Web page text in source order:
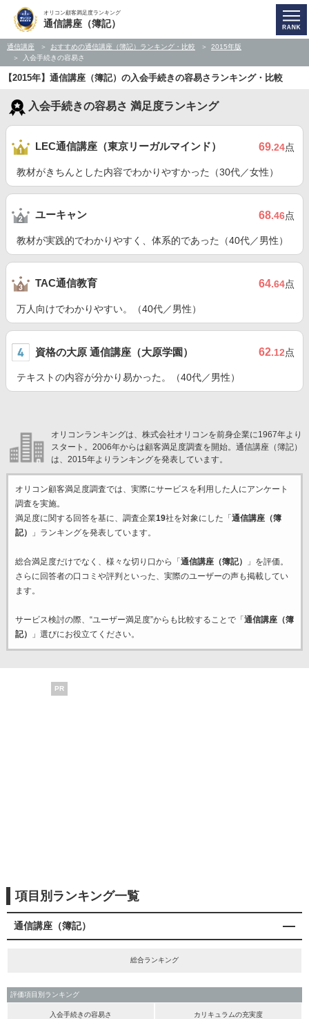
オリコン顧客満足度ランキング
通信講座（簿記）
通信講座 おすすめの通信講座（簿記）ランキング・比較
2015年版
入会手続きの容易さ
【2015年】通信講座（簿記）の入会手続きの容易さランキング・比較
入会手続きの容易さ 満足度ランキング
LEC通信講座（東京リーガルマインド） 69.24点
教材がきちんとした内容でわかりやすかった（30代／女性）
ユーキャン 68.46点
教材が実践的でわかりやすく、体系的であった（40代／男性）
TAC通信教育 64.64点
万人向けでわかりやすい。（40代／男性）
資格の大原 通信講座（大原学園） 62.12点
テキストの内容が分かり易かった。（40代／男性）
オリコンランキングは、株式会社オリコンを前身企業に1967年より
スタート。2006年からは顧客満足度調査を開始。通信講座（簿記）
は、2015年よりランキングを発表しています。
オリコン顧客満足度調査では、実際にサービスを利用した 人にアンケート
調査を実施。
満足度に関する回答を基に、調査企業19社を対象にした「 通信講座（簿
記）
」ランキングを発表しています。
総合満足度だけでなく、様々な切り口から「 通信講座（簿記）
」を評価。
さらに回答者の口コミや評判といった、実際のユーザーの声も掲載してい
ます。
サービス検討の際、“ユーザー満足度”からも比較することで「 通信講座（簿
記）
」選びにお役立てください。
PR
項目別ランキング一覧
通信講座（簿記）
総合ランキング
評価項目別ランキング
入会手続きの容易さ カリキュラムの充実度